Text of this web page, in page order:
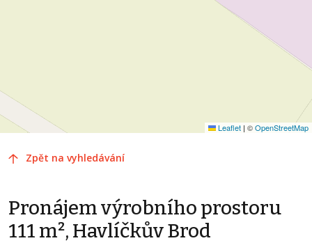
Leaflet | ©OpenStreetMap
Zpět na vyhledávání
Pronájem výrobního prostoru
111 m², Havlíčkův Brod